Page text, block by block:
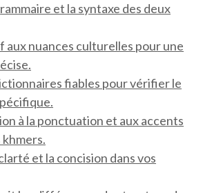
et la syntaxe des deux
aux nuances culturelles pour une
fiables pour vérifier le
à la ponctuation et aux accents
khmers.
et la concision dans vos